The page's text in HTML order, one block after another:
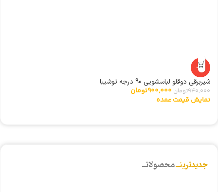
-4%
شیربرقی دوقلو لباسشویی 90 درجه توشیبا
940,000تومان 900,000تومان
نمایش قیمت عمده
جدیدترینــمحصولاتــ